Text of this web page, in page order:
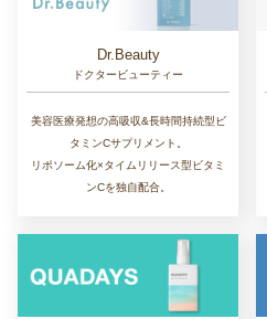
Dr.Beauty
ドクタービューティー
美容医療発想の高吸収&長時間持続型ビ
タミンCサプリメント。
リポソーム化×タイムリリース型ビタミ
ンCを独自配合。